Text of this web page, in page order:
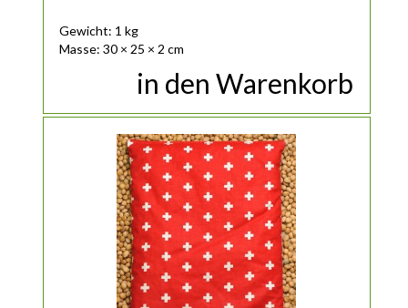
Gewicht: 1 kg
Masse: 30 × 25 × 2 cm
in den Warenkorb